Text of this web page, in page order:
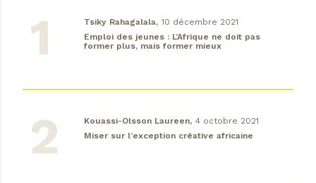
Tsiky Rahagalala, 10 décembre 2021
Emploi des jeunes : L’Afrique ne doit pas
former plus, mais former mieux
Kouassi-Olsson Laureen, 4 octobre 2021
Miser sur l’exception créative africaine